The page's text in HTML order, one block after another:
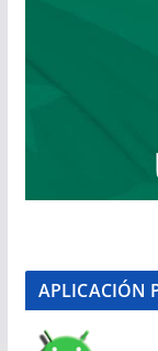
APLICACIÓN